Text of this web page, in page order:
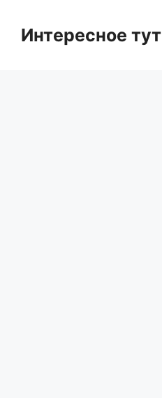
contentИнтересное тут